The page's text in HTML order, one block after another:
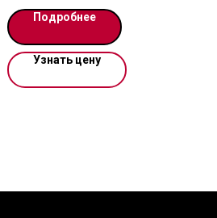
Цвет: Серый
Пробег: 10 км
Подробнее
Узнать цену